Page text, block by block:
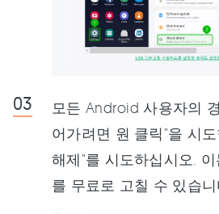
모든 Android 사용자의
어가려면 원 클릭"을 시
해제"를 시도하십시오.
를 무료로 고칠 수 있습니